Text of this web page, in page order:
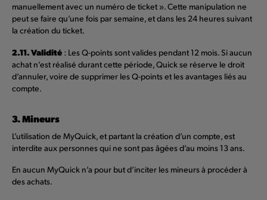
manuellement avec un numéro de ticket ». Cette manipulation ne
peut se faire qu’une fois par semaine, et dans les 24 heures suivant
la création du ticket.
2.11. Validité : Les Q-points sont valides pendant 12 mois. Si aucun
achat n’est réalisé durant cette période, Quick se réserve le droit
d’annuler, voire de supprimer les Q-points et les avantages liés au
compte.
3. Mineurs
L’utilisation de MyQuick, et partant la création d’un compte, est
interdite aux personnes qui ne sont pas âgées d’au moins 13 ans.
En aucun MyQuick n’a pour but d’inciter les mineurs à procéder à
des achats.